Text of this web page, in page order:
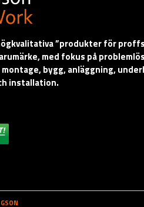
”produkter för
med fokus på
montage, bygg, anläggning,
installation.
GSON